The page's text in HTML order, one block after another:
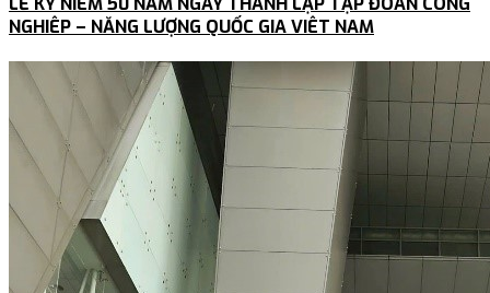
NGHIÊP – NĂNG LƯỢNG QUỐC GIA VIÊT NAM